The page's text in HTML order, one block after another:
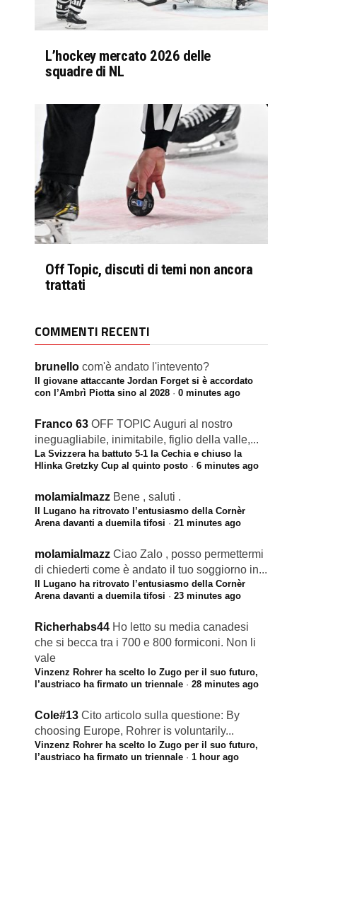
L’hockey mercato 2026 delle
squadre di NL
Off Topic, discuti di temi non ancora
trattati
COMMENTI RECENTI
brunello com'è andato l'intevento?
Il giovane attaccante Jordan Forget si è accordato
con l’Ambrì Piotta sino al 2028 · 0 minutes ago
Franco 63 OFF TOPIC Auguri al nostro
ineguagliabile, inimitabile, figlio della valle,...
La Svizzera ha battuto 5-1 la Cechia e chiuso la
Hlinka Gretzky Cup al quinto posto · 6 minutes ago
molamialmazz Bene , saluti .
Il Lugano ha ritrovato l’entusiasmo della Cornèr
Arena davanti a duemila tifosi · 21 minutes ago
molamialmazz Ciao Zalo , posso permettermi
di chiederti come è andato il tuo soggiorno in...
Il Lugano ha ritrovato l’entusiasmo della Cornèr
Arena davanti a duemila tifosi · 23 minutes ago
Richerhabs44 Ho letto su media canadesi
che si becca tra i 700 e 800 formiconi. Non li
vale
Vinzenz Rohrer ha scelto lo Zugo per il suo futuro,
l’austriaco ha firmato un triennale · 28 minutes ago
Cole#13 Cito articolo sulla questione: By
choosing Europe, Rohrer is voluntarily...
Vinzenz Rohrer ha scelto lo Zugo per il suo futuro,
l’austriaco ha firmato un triennale · 1 hour ago